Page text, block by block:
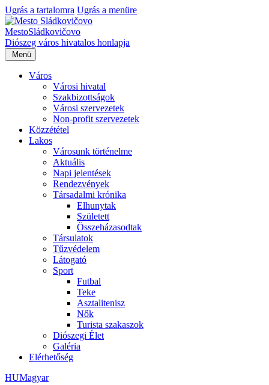
Ugrás a tartalomra Ugrás a menüre
MestoSládkovičovo
Diószeg város hivatalos honlapja
Menü
Város
Városi hivatal
Szakbizottságok
Városi szervezetek
Non-profit szervezetek
Közzététel
Lakos
Városunk történelme
Aktuális
Napi jelentések
Rendezvények
Társadalmi krónika
Elhunytak
Született
Összeházasodtak
Társulatok
Tűzvédelem
Látogató
Sport
Futbal
Teke
Asztalitenisz
Nők
Turista szakaszok
Diószegi Élet
Galéria
Elérhetőség
HUMagyar